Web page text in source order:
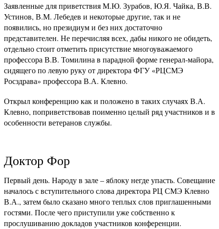
Заявленные для приветствия М.Ю. Зурабов, Ю.Я. Чайка, В.В.
Устинов, В.М. Лебедев и некоторые другие, так и не
появились, но президиум и без них достаточно
представителен. Не перечисляя всех, дабы никого не обидеть,
отдельно стоит отметить присутствие многоуважаемого
профессора В.В. Томилина в парадной форме генерал-майора,
сидящего по левую руку от директора ФГУ «РЦСМЭ
Росздрава» профессора В.А. Клевно.
Открыл конференцию как и положено в таких случаях В.А.
Клевно, поприветствовав поименно целый ряд участников и в
особенности ветеранов службы.
Доктор Фор
Первый день. Народу в зале – яблоку негде упасть. Совещание
началось с вступительного слова директора РЦ СМЭ Клевно
В.А., затем было сказано много теплых слов приглашенными
гостями. После чего приступили уже собственно к
прослушиванию докладов участников конференции.